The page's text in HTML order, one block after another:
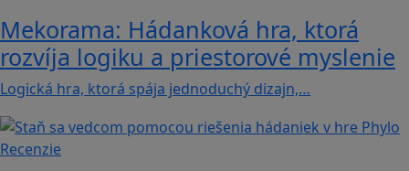
Mekorama: Hádanková hra, ktorá
rozvíja logiku a priestorové myslenie
Logická hra, ktorá spája jednoduchý dizajn,…
Recenzie